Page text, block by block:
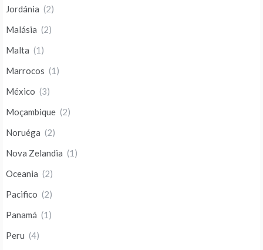
Jordánia (2)
Malásia (2)
Malta (1)
Marrocos (1)
México (3)
Moçambique (2)
Noruéga (2)
Nova Zelandia (1)
Oceania (2)
Pacifico (2)
Panamá (1)
Peru (4)